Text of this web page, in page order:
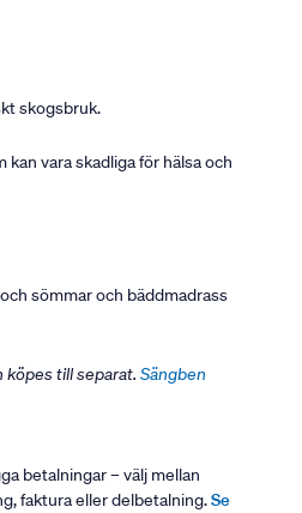
skogsbruk.
vara skadliga för hälsa och
sömmar och bäddmadrass
köpes till separat. Sängben
betalningar – välj mellan
faktura eller delbetalning.Se